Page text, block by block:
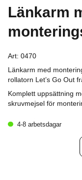
Länkarm
Art: 0470
Länkarm med
rollatorn Let’s Go Out
Komplett uppsättning
skruvmejsel för
4-8 arbetsdagar